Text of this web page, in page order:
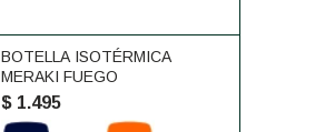
BOTELLA ISOTÉRMICA
MERAKI FUEGO
$ 1.495